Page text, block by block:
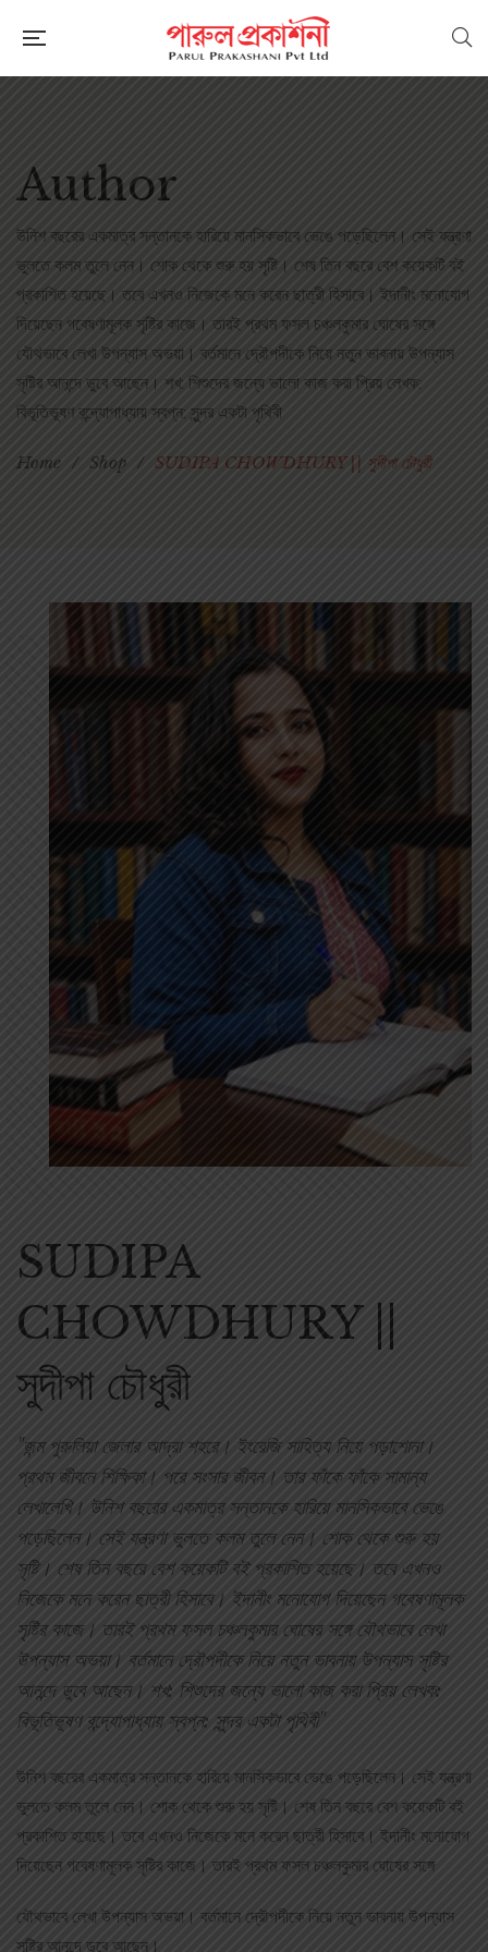
Author
উনিশ বছরের একমাত্র সন্তানকে হারিয়ে মানসিকভাবে ভেঙে পড়েছিলেন। সেই যন্ত্রণা
ভুলতে কলম তুলে নেন। শোক থেকে শুরু হয় সৃষ্টি। শেষ তিন বছরে বেশ কয়েকটি বই
প্রকাশিত হয়েছে। তবে এখনও নিজেকে মনে করেন ছাত্রী হিসাবে। ইদানীং মনোযোগ
দিয়েছেন গবেষণামূলক সৃষ্টির কাজে। তারই প্রথম ফসল চঞ্চলকুমার ঘোষের সঙ্গে
যৌথভাবে লেখা উপন্যাস অভয়া। বর্তমানে দ্রৌপদীকে নিয়ে নতুন ভাবনায় উপন্যাস
সৃষ্টির আনন্দে ডুবে আছেন। শখ: শিশুদের জন্যে ভালো কাজ করা প্রিয় লেখক:
বিভূতিভূষণ বন্দ্যোপাধ্যায় স্বপ্ন: সুন্দর একটা পৃথিবী
Home / Shop / SUDIPA CHOWDHURY || সুদীপা চৌধুরী
SUDIPA
CHOWDHURY ||
সুদীপা চৌধুরী
"জন্ম পুরুলিয়া জেলার আদ্রা শহরে। ইংরেজি সাহিত্য নিয়ে পড়াশোনা।
প্রথম জীবনে শিক্ষিকা। পরে সংসার জীবন। তার ফাঁকে ফাঁকে সামান্য
লেখালেখি। উনিশ বছরের একমাত্র সন্তানকে হারিয়ে মানসিকভাবে ভেঙে
পড়েছিলেন। সেই যন্ত্রণা ভুলতে কলম তুলে নেন। শোক থেকে শুরু হয়
সৃষ্টি। শেষ তিন বছরে বেশ কয়েকটি বই প্রকাশিত হয়েছে। তবে এখনও
নিজেকে মনে করেন ছাত্রী হিসাবে। ইদানীং মনোযোগ দিয়েছেন গবেষণামূলক
সৃষ্টির কাজে। তারই প্রথম ফসল চঞ্চলকুমার ঘোষের সঙ্গে যৌথভাবে লেখা
উপন্যাস অভয়া। বর্তমানে দ্রৌপদীকে নিয়ে নতুন ভাবনায় উপন্যাস সৃষ্টির
আনন্দে ডুবে আছেন। শখ: শিশুদের জন্যে ভালো কাজ করা প্রিয় লেখক:
বিভূতিভূষণ বন্দ্যোপাধ্যায় স্বপ্ন: সুন্দর একটা পৃথিবী"
উনিশ বছরের একমাত্র সন্তানকে হারিয়ে মানসিকভাবে ভেঙে পড়েছিলেন। সেই যন্ত্রণা
ভুলতে কলম তুলে নেন। শোক থেকে শুরু হয় সৃষ্টি। শেষ তিন বছরে বেশ কয়েকটি বই
প্রকাশিত হয়েছে। তবে এখনও নিজেকে মনে করেন ছাত্রী হিসাবে। ইদানীং মনোযোগ
দিয়েছেন গবেষণামূলক সৃষ্টির কাজে। তারই প্রথম ফসল চঞ্চলকুমার ঘোষের সঙ্গে
যৌথভাবে লেখা উপন্যাস অভয়া। বর্তমানে দ্রৌপদীকে নিয়ে নতুন ভাবনায় উপন্যাস
সৃষ্টির আনন্দে ডুবে আছেন।